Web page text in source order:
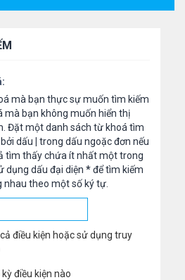
mà bạn thực sự muốn tìm kiếm
mà bạn không muốn hiển thị
Đặt một danh sách từ khoá tìm
dấu
trong dấu ngoặc đơn nếu
tìm thấy chứa ít nhất một trong
dụng dấu đại diện *để tìm kiếm
theo một số ký tự.
điều kiện hoặc sử dụng truy
điều kiện nào